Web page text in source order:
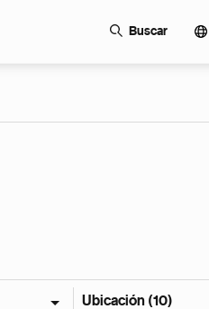
Buscar
Ubicación (10)